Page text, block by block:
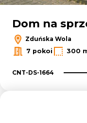
Dom na
Zduńska Wola
7 pokoi
300
CNT-DS-1664